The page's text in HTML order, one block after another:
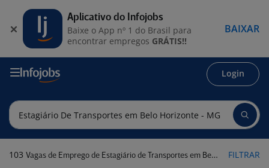
Login
103 Vagas de Emprego de Estagiário de Transportes em Belo Horizonte - MG FILTRAR
Aplicativo do Infojobs
Baixe o App nº 1 do Brasil para
encontrar empregos GRÁTIS!!
BAIXAR